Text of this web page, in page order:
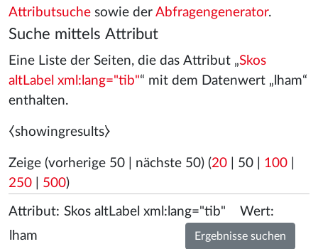
Attributsuche sowie der Abfragengenerator.
Suche mittels Attribut
Eine Liste der Seiten, die das Attribut „Skos
altLabel xml:lang="tib"“ mit dem Datenwert „lham“
enthalten.
⧼showingresults⧽
Zeige (vorherige 50 nächste 50) (20 50 100
250
500)
Attribut: Wert: